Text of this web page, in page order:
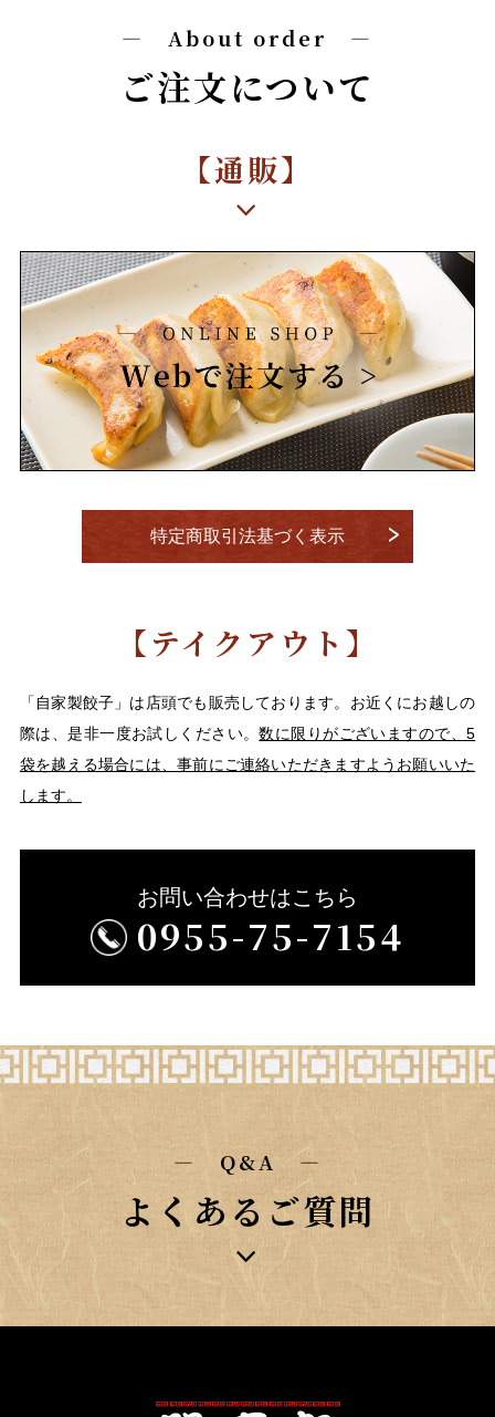
― About order ―
ご注文について
【通販】
特定商取引法基づく表示
【テイクアウト】
「自家製餃子」は店頭でも販売しております。お近くにお越しの
際は、是非一度お試しください。数に限りがございますので、5
袋を越える場合には、事前にご連絡いただきますようお願いいた
します。
お問い合わせはこちら
0955-75-7154
― Q&A ―
よくあるご質問